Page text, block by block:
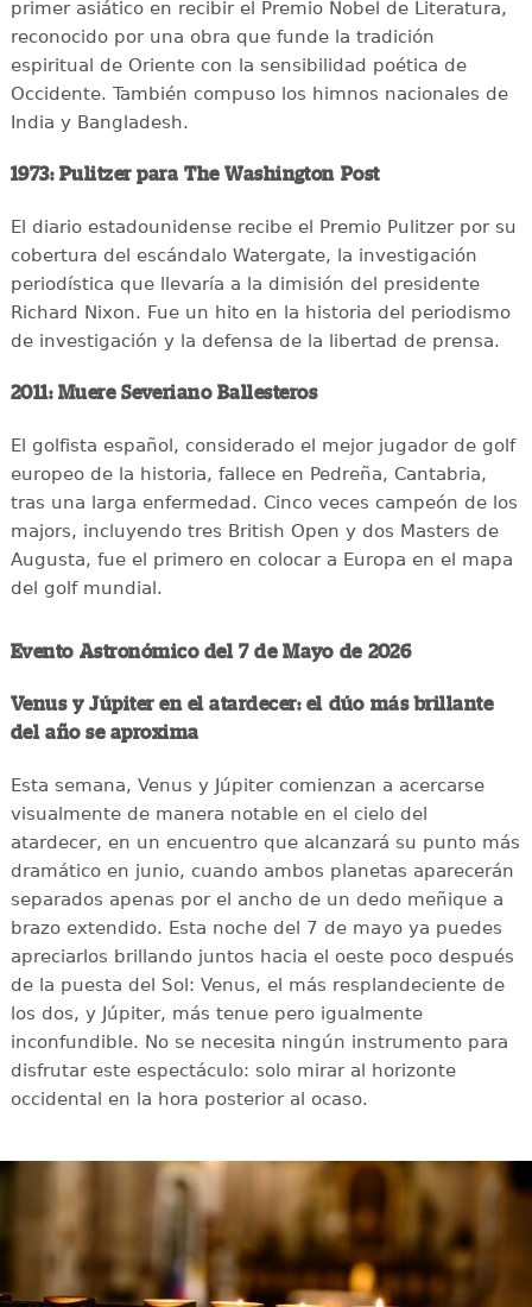
primer asiático en recibir el Premio Nobel de Literatura,
reconocido por una obra que funde la tradición
espiritual de Oriente con la sensibilidad poética de
Occidente. También compuso los himnos nacionales de
India y Bangladesh.
1973: Pulitzer para The Washington Post
El diario estadounidense recibe el Premio Pulitzer por su
cobertura del escándalo Watergate, la investigación
periodística que llevaría a la dimisión del presidente
Richard Nixon. Fue un hito en la historia del periodismo
de investigación y la defensa de la libertad de prensa.
2011: Muere Severiano Ballesteros
El golfista español, considerado el mejor jugador de golf
europeo de la historia, fallece en Pedreña, Cantabria,
tras una larga enfermedad. Cinco veces campeón de los
majors, incluyendo tres British Open y dos Masters de
Augusta, fue el primero en colocar a Europa en el mapa
del golf mundial.
Evento Astronómico del 7 de Mayo de 2026
Venus y Júpiter en el atardecer: el dúo más brillante
del año se aproxima
Esta semana, Venus y Júpiter comienzan a acercarse
visualmente de manera notable en el cielo del
atardecer, en un encuentro que alcanzará su punto más
dramático en junio, cuando ambos planetas aparecerán
separados apenas por el ancho de un dedo meñique a
brazo extendido. Esta noche del 7 de mayo ya puedes
apreciarlos brillando juntos hacia el oeste poco después
de la puesta del Sol: Venus, el más resplandeciente de
los dos, y Júpiter, más tenue pero igualmente
inconfundible. No se necesita ningún instrumento para
disfrutar este espectáculo: solo mirar al horizonte
occidental en la hora posterior al ocaso.